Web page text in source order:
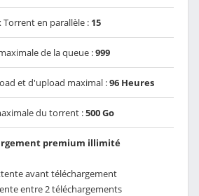
Torrent en parallèle : 15
de la queue :999
et d'upload maximal :96 Heures
du torrent :500 Go
premium illimité
avant téléchargement
entre 2 téléchargements